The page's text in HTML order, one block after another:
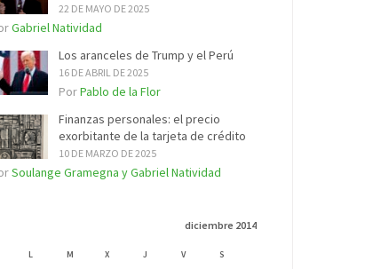
22 DE MAYO DE 2025
Gabriel Natividad
Los aranceles de Trump y el Perú
16 DE ABRIL DE 2025
PorPablo de la Flor
Finanzas personales: el precio
exorbitante de la tarjeta de crédito
10 DE MARZO DE 2025
Soulange Gramegna y Gabriel Natividad
diciembre 2014
L M X J V S